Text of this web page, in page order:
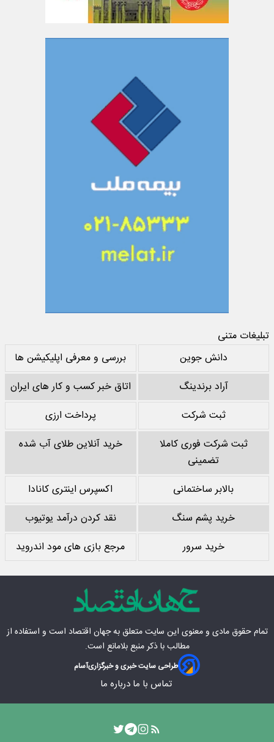
تبلیغات متنی
دانش جوین
بررسی و معرفی اپلیکیشن ها
آراد برندینگ
اتاق خبر کسب و کار های ایران
ثبت شرکت
پرداخت ارزی
ثبت شرکت فوری کاملا
تضمینی
خرید آنلاین طلای آب شده
بالابر ساختمانی
اکسپرس اینتری کانادا
خرید پشم سنگ
نقد کردن درآمد یوتیوب
خرید سرور
مرجع بازی های مود اندروید
تمام حقوق مادی‌ و معنوی این سایت متعلق بهجهان اقتصاد است و استفاده از
مطالب با ذکر منبع بلامانع است.
طراحی سایت خبری و خبرگزاریآسام
تماس با ما درباره ما